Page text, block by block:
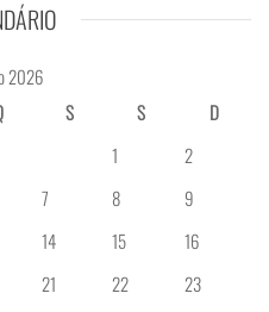
2026
S S
D
1
2
7 8
9
14 15
16
21 22
23